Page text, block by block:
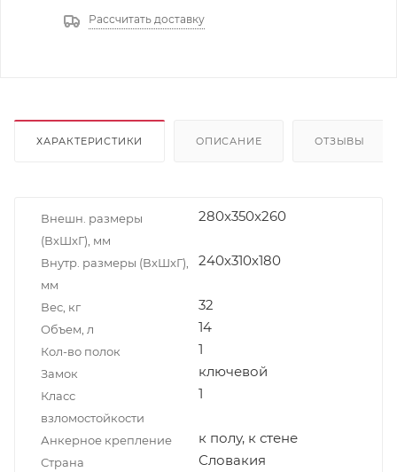
Рассчитать доставку
ХАРАКТЕРИСТИКИ ОПИСАНИЕ ОТЗЫВЫ
Внешн. размеры
(ВxШxГ), мм
280x350x260
Внутр. размеры (ВxШxГ),
мм
240х310х180
Вес, кг 32
Объем, л 14
Кол-во полок 1
Замок ключевой
Класс
взломостойкости
1
Анкерное крепление к полу, к стене
Страна Словакия